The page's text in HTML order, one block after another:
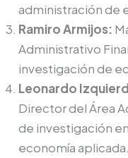
administración de
Ramiro Armijos:
Administrativo
investigación de
Leonardo
Director del Área
de investigación
economía aplicada.